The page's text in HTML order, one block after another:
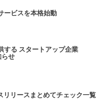
ービスを本格始動
する スタートアップ企業
らせ
リリースまとめてチェック一覧